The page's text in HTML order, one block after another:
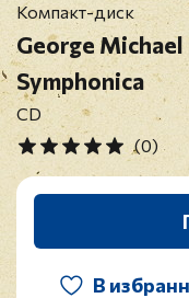
Компакт-диск
George Michael
Symphonica
CD
(0)
В